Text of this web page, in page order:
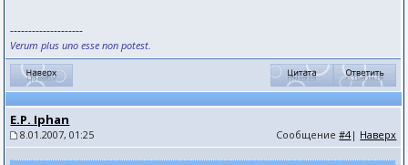
--------------------
Verum plus uno esse non potest.
E.P. Iphan
8.01.2007, 01:25 Сообщение#4| Наверх